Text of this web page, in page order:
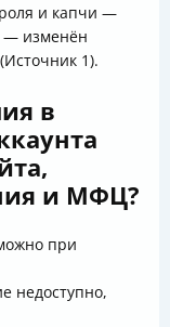
и капчи —
— изменён
1).
в
и МФЦ?
при
недоступно,